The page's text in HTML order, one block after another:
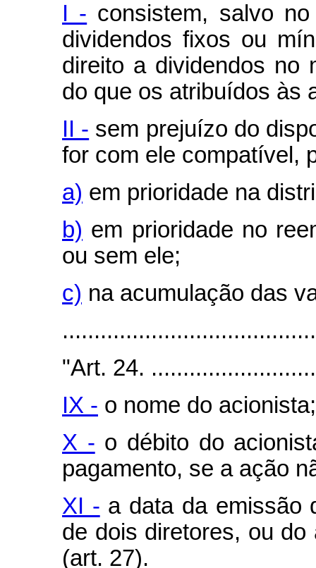
I - consistem, salvo
dividendos fixos ou
direito a dividendos no
do que os atribuídos às
II - sem prejuízo do
for com ele compatível,
a) em prioridade na
b) em prioridade no
ou sem ele;
c) na acumulação das
"Art. 24.
IX - o nome do acionista;
X - o débito do
pagamento, se a ação
XI - a data da emissão
de dois diretores, ou
(art. 27).